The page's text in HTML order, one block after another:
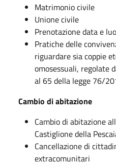
Matrimonio civile
Unione civile
Prenotazione data e
Pratiche delle
riguardare sia coppie
omosessuali, regolate
al 65 della legge 76/
Cambio di abitazione
Cambio di abitazione
Castiglione della
Cancellazione di
extracomunitari